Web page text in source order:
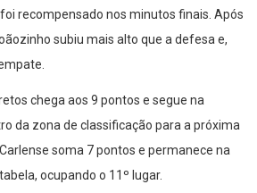
recompensado nos minutos finais. Após
subiu mais alto que a defesa e,
chega aos 9 pontos e segue na
da zona de classificação para a próxima
soma 7 pontos e permanece na
ocupando o 11º lugar.